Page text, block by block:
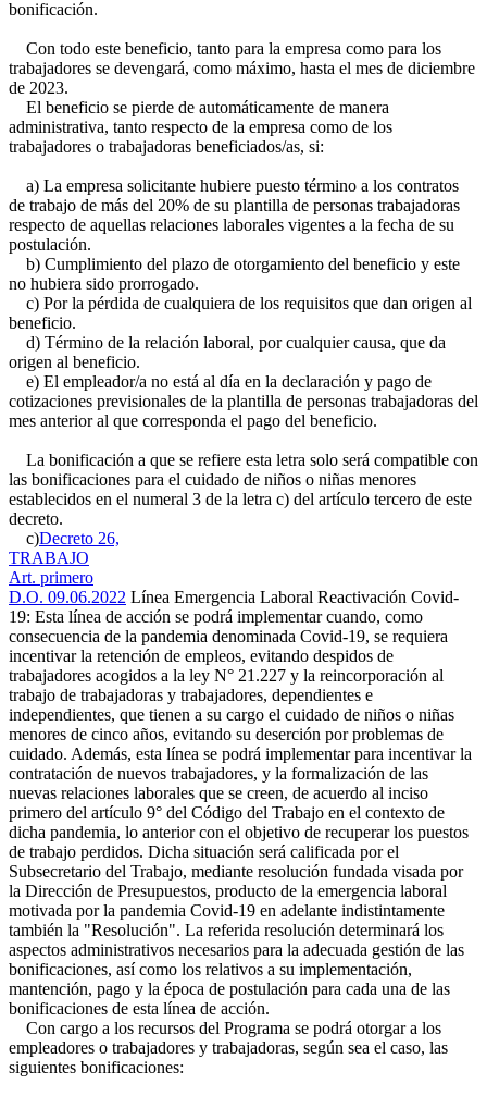
bonificación.
Con todo este beneficio, tanto para la empresa como para los
trabajadores se devengará, como máximo, hasta el mes de diciembre
de 2023.
El beneficio se pierde de automáticamente de manera
administrativa, tanto respecto de la empresa como de los
trabajadores o trabajadoras beneficiados/as, si:
a) La empresa solicitante hubiere puesto término a los contratos
de trabajo de más del 20% de su plantilla de personas trabajadoras
respecto de aquellas relaciones laborales vigentes a la fecha de su
postulación.
b) Cumplimiento del plazo de otorgamiento del beneficio y este
no hubiera sido prorrogado.
c) Por la pérdida de cualquiera de los requisitos que dan origen al
beneficio.
d) Término de la relación laboral, por cualquier causa, que da
origen al beneficio.
e) El empleador/a no está al día en la declaración y pago de
cotizaciones previsionales de la plantilla de personas trabajadoras del
mes anterior al que corresponda el pago del beneficio.
La bonificación a que se refiere esta letra solo será compatible con
las bonificaciones para el cuidado de niños o niñas menores
establecidos en el numeral 3 de la letra c) del artículo tercero de este
decreto.
c)Decreto 26,
TRABAJO
Art. primero
D.O. 09.06.2022 Línea Emergencia Laboral Reactivación Covid-
19: Esta línea de acción se podrá implementar cuando, como
consecuencia de la pandemia denominada Covid-19, se requiera
incentivar la retención de empleos, evitando despidos de
trabajadores acogidos a la ley N° 21.227 y la reincorporación al
trabajo de trabajadoras y trabajadores, dependientes e
independientes, que tienen a su cargo el cuidado de niños o niñas
menores de cinco años, evitando su deserción por problemas de
cuidado. Además, esta línea se podrá implementar para incentivar la
contratación de nuevos trabajadores, y la formalización de las
nuevas relaciones laborales que se creen, de acuerdo al inciso
primero del artículo 9° del Código del Trabajo en el contexto de
dicha pandemia, lo anterior con el objetivo de recuperar los puestos
de trabajo perdidos. Dicha situación será calificada por el
Subsecretario del Trabajo, mediante resolución fundada visada por
la Dirección de Presupuestos, producto de la emergencia laboral
motivada por la pandemia Covid-19 en adelante indistintamente
también la "Resolución". La referida resolución determinará los
aspectos administrativos necesarios para la adecuada gestión de las
bonificaciones, así como los relativos a su implementación,
mantención, pago y la época de postulación para cada una de las
bonificaciones de esta línea de acción.
Con cargo a los recursos del Programa se podrá otorgar a los
empleadores o trabajadores y trabajadoras, según sea el caso, las
siguientes bonificaciones: